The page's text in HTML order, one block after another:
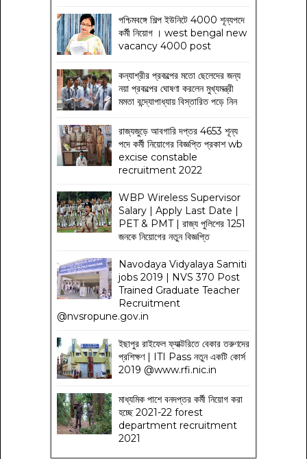
পশ্চিমবঙ্গে শিল্প ইউনিটে 4000 শূন্যপদে
কর্মী নিয়োগ । west bengal new
vacancy 4000 post
কন্যাশ্রীর প্রকল্পের মতো ছেলেদের জন্য
নয়া প্রকল্পের ঘোষণা করলেন মুখ্যমন্ত্রী
মমতা বন্দ্যোপাধ্যায় বিস্তারিত পড়ে নিন
রাজ্যজুড়ে আবগারি দপ্তর 4653 শূন্য
পদে কর্মী নিয়োগের বিজ্ঞপ্তি প্রকাশ wb
excise constable
recruitment 2022
WBP Wireless Supervisor
Salary | Apply Last Date |
PET & PMT | রাজ্য পুলিশের 1251
জনকে নিয়োগের নতুন বিজ্ঞপ্তি
Navodaya Vidyalaya Samiti
jobs 2019 | NVS 370 Post
Trained Graduate Teacher
Recruitment
@nvsropune.gov.in
ইছাপুর রাইফেল ফ্যাক্টরিতে বেকার তরুণদের
প্রশিক্ষণ | ITI Pass নতুন একটি কোর্স
2019 @www.rfi.nic.in
মাধ্যমিক পাশে বনদপ্তর কর্মী নিয়োগ করা
হচ্ছে 2021-22 forest
department recruitment
2021